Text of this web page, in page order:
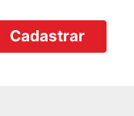
Cadastrar